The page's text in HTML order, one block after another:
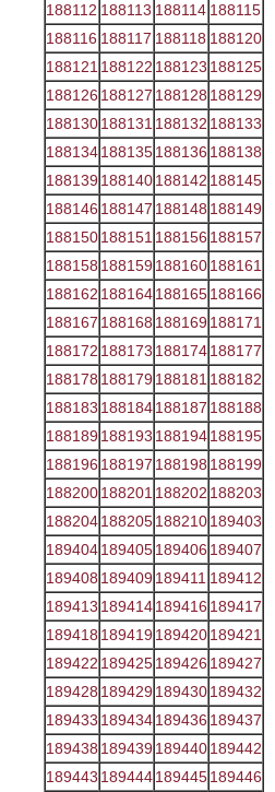
188112 188113 188114 188115
188116 188117 188118 188120
188121 188122 188123 188125
188126 188127 188128 188129
188130188131 188132 188133
188134188135188136 188138
188139188140188142 188145
188146 188147 188148 188149
188150188151 188156 188157
188158 188159188160188161
188162 188164188165188166
188167 188168 188169188171
188172 188173 188174188177
188178 188179188181 188182
188183 188184188187 188188
188189188193 188194188195
188196 188197 188198 188199
188200188201 188202 188203
188204188205188210189403
189404189405189406 189407
189408 189409189411 189412
189413 189414189416 189417
189418 189419189420189421
189422 189425189426 189427
189428 189429189430189432
189433 189434189436 189437
189438 189439189440189442
189443 189444189445189446